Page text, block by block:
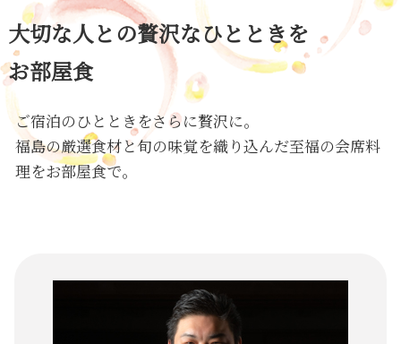
大切な人との贅沢なひとときを
お部屋食
ご宿泊のひとときをさらに贅沢に。
福島の厳選食材と旬の味覚を織り込んだ至福の会席料
理をお部屋食で。